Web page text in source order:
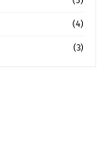
(4)
(3)